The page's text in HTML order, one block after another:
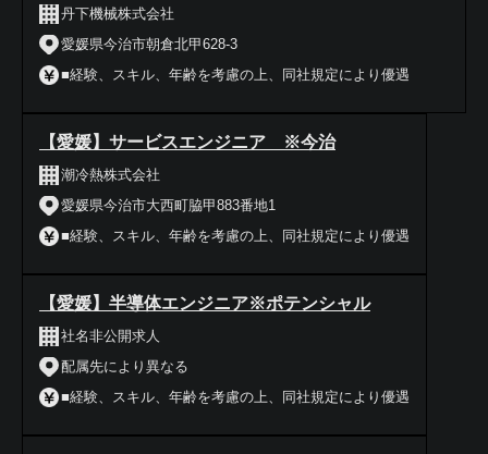
丹下機械株式会社
愛媛県今治市朝倉北甲628-3
■経験、スキル、年齢を考慮の上、同社規定により優遇
【愛媛】サービスエンジニア ※今治
潮冷熱株式会社
愛媛県今治市大西町脇甲883番地1
■経験、スキル、年齢を考慮の上、同社規定により優遇
【愛媛】半導体エンジニア※ポテンシャル
社名非公開求人
配属先により異なる
■経験、スキル、年齢を考慮の上、同社規定により優遇